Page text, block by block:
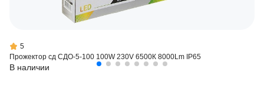
5
Прожектор сд СДО-5-100 100W 230V 6500К 8000Lm IP65
В наличии